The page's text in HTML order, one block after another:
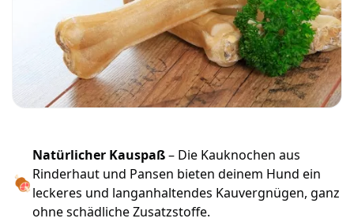
🍖
Natürlicher Kauspaß– Die Kauknochen aus
Rinderhaut und Pansen bieten deinem Hund ein
leckeres und langanhaltendes Kauvergnügen, ganz
ohne schädliche Zusatzstoffe.